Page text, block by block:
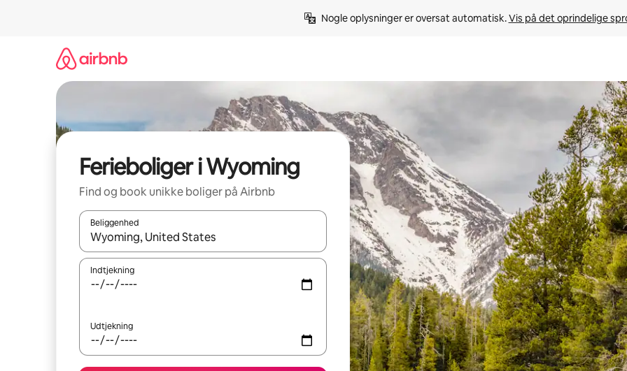
Nogle oplysninger er oversat automatisk. Vis på det oprindelige
Ferieboliger i Wyoming
Find og book unikke boliger på Airbnb
Beliggenhed
Når resultaterne er tilgængelige, skal du navigere med piletasterne op og ned eller se mere ved at trykke eller stryge.
Indtjekning
Udtjekning